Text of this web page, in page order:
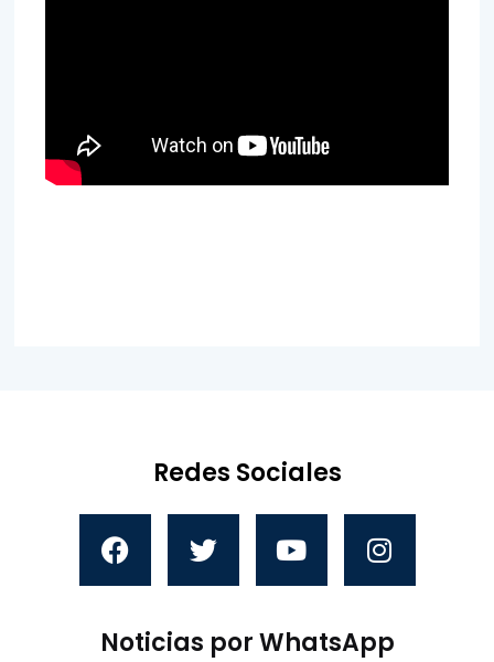
Redes Sociales
Noticias por WhatsApp